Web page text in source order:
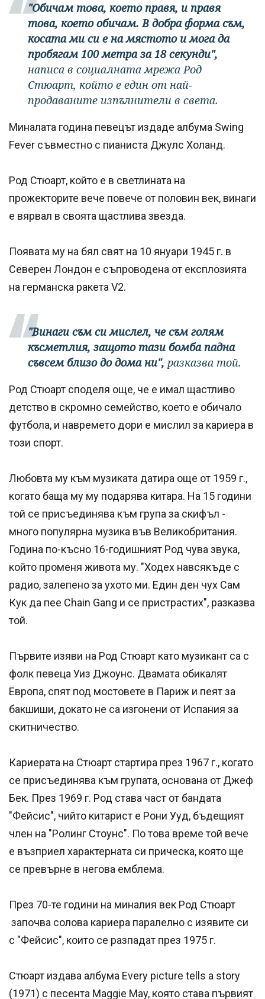
"Обичам това, което правя, и правя
това, което обичам. В добра форма съм,
косата ми си е на мястото и мога да
пробягам 100 метра за 18 секунди",
написа в социалната мрежа Род
Стюарт, който е един от най-
продаваните изпълнители в света.
Миналата година певецът издаде албума Swing
Fever съвместно с пианиста Джулс Холанд.
Род Стюарт, който е в светлината на
прожекторите вече повече от половин век, винаги
е вярвал в своята щастлива звезда.
Появата му на бял свят на 10 януари 1945 г. в
Северен Лондон е съпроводена от експлозията
на германска ракета V2.
"Винаги съм си мислел, че съм голям
късметлия, защото тази бомба падна
съвсем близо до дома ни", разказва той.
Род Стюарт споделя още, че е имал щастливо
детство в скромно семейство, което е обичало
футбола, и навремето дори е мислил за кариера в
този спорт.
Любовта му към музиката датира още от 1959 г.,
когато баща му му подарява китара. На 15 години
той се присъединява към група за скифъл -
много популярна музика във Великобритания.
Година по-късно 16-годишният Род чува звука,
който променя живота му. "Ходех навсякъде с
радио, залепено за ухото ми. Един ден чух Сам
Кук да пее Chain Gang и се пристрастих", разказва
той.
Първите изяви на Род Стюарт като музикант са с
фолк певеца Уиз Джоунс. Двамата обикалят
Европа, спят под мостовете в Париж и пеят за
бакшиши, докато не са изгонени от Испания за
скитничество.
Кариерата на Стюарт стартира през 1967 г., когато
се присъединява към групата, основана от Джеф
Бек. През 1969 г. Род става част от бандата
"Фейсис", чийто китарист е Рони Ууд, бъдещият
член на "Ролинг Стоунс". По това време той вече
е възприел характерната си прическа, която ще
се превърне в негова емблема.
През 70-те години на миналия век Род Стюарт
започва солова кариера паралелно с изявите си
с "Фейсис", които се разпадат през 1975 г.
Стюарт издава албума Every picture tells a story
(1971) с песента Maggie May, която става първият